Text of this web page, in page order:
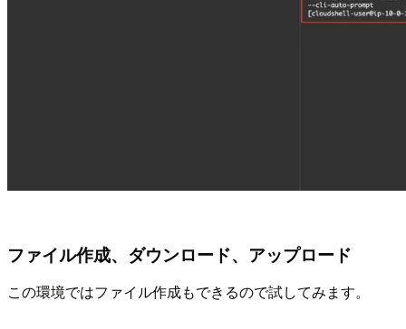
ファイル作成、ダウンロード、アップロード
この環境ではファイル作成もできるので試してみます。